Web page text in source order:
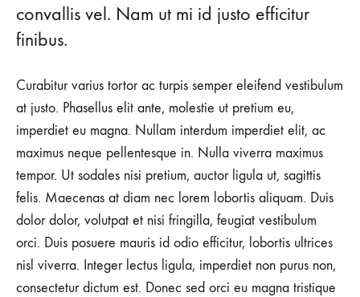
26,
COMMENTS
ON
MAESTRO
PIERRE
HARDY
RECEIVES
THE
convallis vel. Nam ut mi id justo efficitur
finibus.
Curabitur varius tortor ac turpis semper eleifend vestibulum
at justo. Phasellus elit ante, molestie ut pretium eu,
imperdiet eu magna. Nullam interdum imperdiet elit, ac
maximus neque pellentesque in. Nulla viverra maximus
tempor. Ut sodales nisi pretium, auctor ligula ut, sagittis
felis. Maecenas at diam nec lorem lobortis aliquam. Duis
dolor dolor, volutpat et nisi fringilla, feugiat vestibulum
orci. Duis posuere mauris id odio efficitur, lobortis ultrices
nisl viverra. Integer lectus ligula, imperdiet non purus non,
consectetur dictum est. Donec sed orci eu magna tristique